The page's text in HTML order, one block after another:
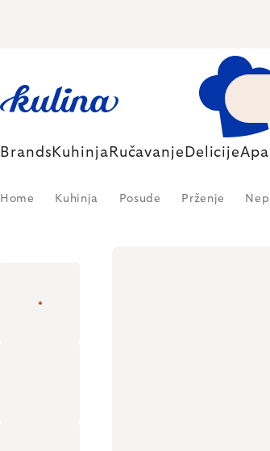
Brands Kuhinja Ručavanje Delicije
Home Kuhinja Posude Prženje